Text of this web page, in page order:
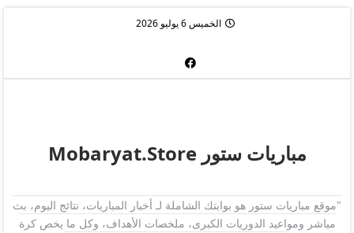
الخميس 6 يوليو 2026
مباريات ستور Mobaryat.Store
"موقع مباريات ستور هو بوابتك الشاملة لـ أخبار المباريات، نتائج اليوم، بث
مباشر ومواعيد الدوريات الكبرى، ملخصات الأهداف، وكل ما يخص كرة